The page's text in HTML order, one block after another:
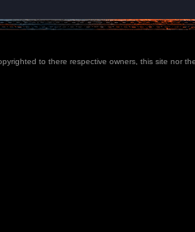
to there respective owners, this site nor